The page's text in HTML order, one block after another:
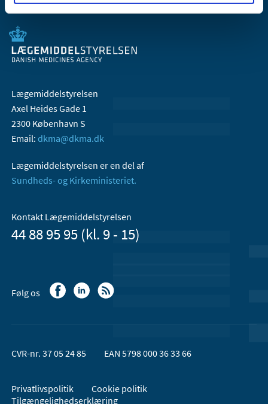
Lægemiddelstyrelsen
Axel Heides Gade 1
2300 København S
Email: dkma@dkma.dk
Lægemiddelstyrelsen er en del af
Sundheds- og Kirkeministeriet.
Kontakt Lægemiddelstyrelsen
44 88 95 95 (kl. 9 - 15)
Følg os
CVR-nr. 37 05 24 85 EAN 5798 000 36 33 66
Privatlivspolitik
Cookie politik
Tilgængelighedserklæring